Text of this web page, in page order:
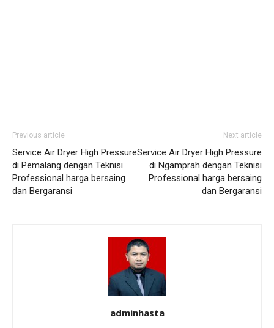
Previous article
Service Air Dryer High Pressure
di Pemalang dengan Teknisi
Professional harga bersaing
dan Bergaransi
Next article
Service Air Dryer High Pressure
di Ngamprah dengan Teknisi
Professional harga bersaing
dan Bergaransi
adminhasta